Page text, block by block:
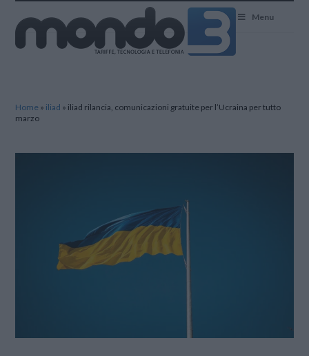
Menu
Home » iliad » iliad rilancia, comunicazioni gratuite per l’Ucraina per tutto
marzo